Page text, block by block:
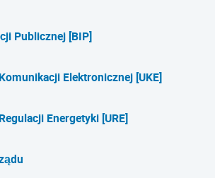
Publicznej [BIP]
Elektronicznej [UKE]
Energetyki [URE]